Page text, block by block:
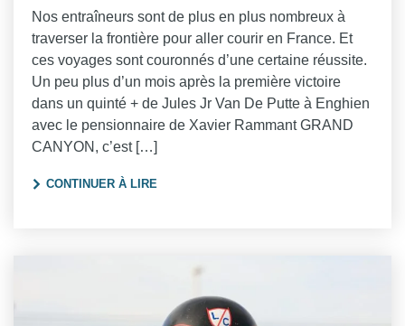
Nos entraîneurs sont de plus en plus nombreux à
traverser la frontière pour aller courir en France. Et
ces voyages sont couronnés d’une certaine réussite.
Un peu plus d’un mois après la première victoire
dans un quinté + de Jules Jr Van De Putte à Enghien
avec le pensionnaire de Xavier Rammant GRAND
CANYON, c’est […]
CONTINUER À LIRE